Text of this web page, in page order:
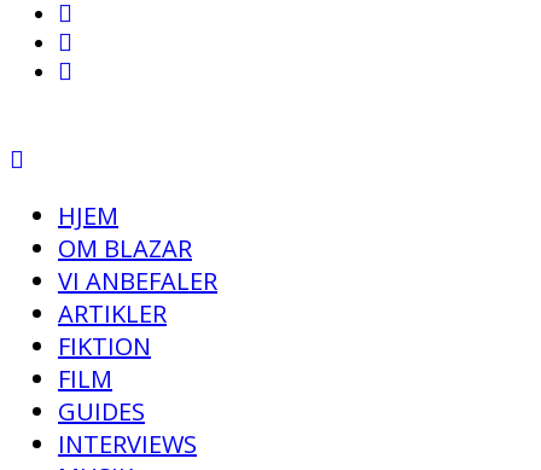
HJEM
OM BLAZAR
VI ANBEFALER
ARTIKLER
FIKTION
FILM
GUIDES
INTERVIEWS